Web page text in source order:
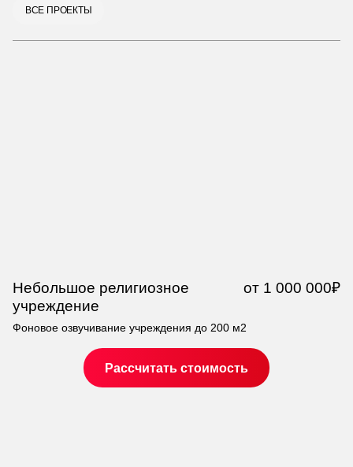
ВСЕ ПРОЕКТЫ
Небольшое религиозное
учреждение
от 1 000 000₽
Фоновое озвучивание учреждения до 200 м2
Рассчитать стоимость